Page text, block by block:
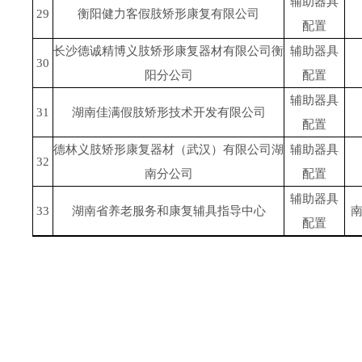
29 衡阳健力客假肢矫形康复有限公司
配置
30
长沙德诚精博义肢矫形康复器材有限公司衡
阳分公司
辅助器具
配置
31 湖南佳满假肢矫形技术开发有限公司
辅助器具
配置
32
德林义肢矫形康复器材（武汉）有限公司湖
南分公司
辅助器具
配置
33 湖南省养老服务和康复辅具指导中心
辅助器具
配置